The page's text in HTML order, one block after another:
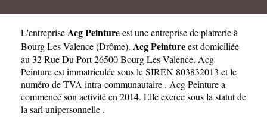
L'entrepriseAcg Peintureest uneentreprise de platrerie à
Bourg Les Valence(Drôme). Acg Peintureest domiciliée
au 32 Rue Du Port 26500 Bourg Les Valence. Acg
Peinture est immatriculée sous le SIREN 803832013 et le
numéro de TVA intra-communautaire . Acg Peinture a
commencé son activité en 2014. Elle exerce sous la statut de
la sarl unipersonnelle .